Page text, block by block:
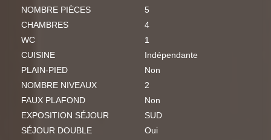
NOMBRE PIÈCES
5
CHAMBRES
4
WC
1
CUISINE
Indépendante
PLAIN-PIED
Non
NOMBRE NIVEAUX
2
FAUX PLAFOND
Non
EXPOSITION SÉJOUR
SUD
SÉJOUR DOUBLE
Oui